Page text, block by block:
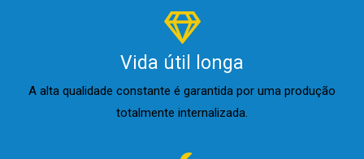
Vida útil longa
A alta qualidade constante é garantida por uma produção
totalmente internalizada.